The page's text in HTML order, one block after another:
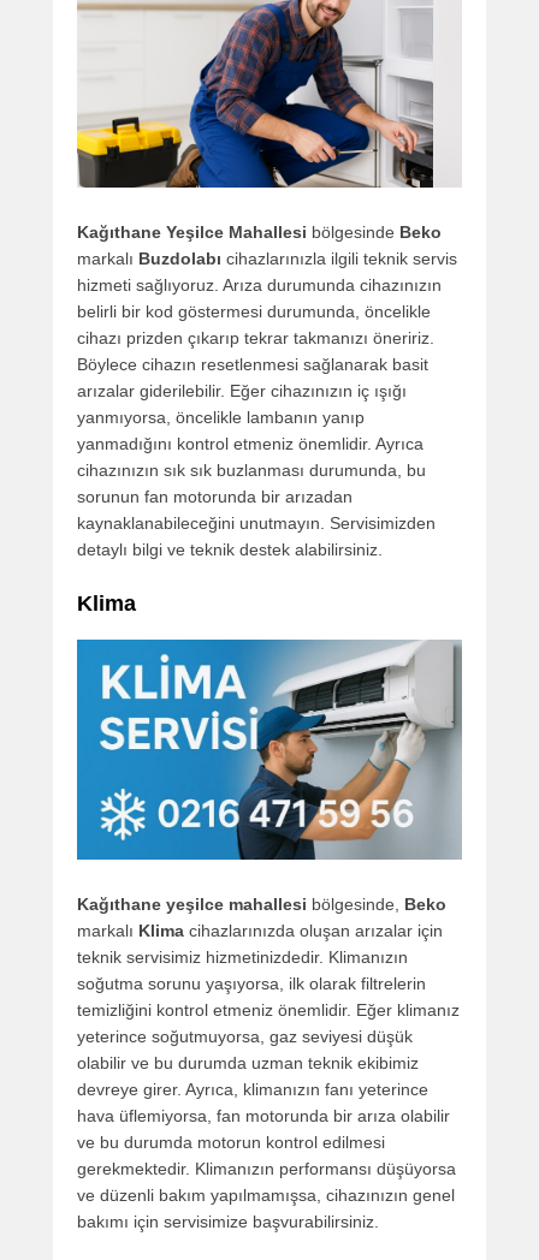
Kağıthane Yeşilce Mahallesi bölgesinde Beko
markalı Buzdolabı cihazlarınızla ilgili teknik servis
hizmeti sağlıyoruz. Arıza durumunda cihazınızın
belirli bir kod göstermesi durumunda, öncelikle
cihazı prizden çıkarıp tekrar takmanızı öneririz.
Böylece cihazın resetlenmesi sağlanarak basit
arızalar giderilebilir. Eğer cihazınızın iç ışığı
yanmıyorsa, öncelikle lambanın yanıp
yanmadığını kontrol etmeniz önemlidir. Ayrıca
cihazınızın sık sık buzlanması durumunda, bu
sorunun fan motorunda bir arızadan
kaynaklanabileceğini unutmayın. Servisimizden
detaylı bilgi ve teknik destek alabilirsiniz.
Klima
Kağıthane yeşilce mahallesi bölgesinde, Beko
markalı Klima cihazlarınızda oluşan arızalar için
teknik servisimiz hizmetinizdedir. Klimanızın
soğutma sorunu yaşıyorsa, ilk olarak filtrelerin
temizliğini kontrol etmeniz önemlidir. Eğer klimanız
yeterince soğutmuyorsa, gaz seviyesi düşük
olabilir ve bu durumda uzman teknik ekibimiz
devreye girer. Ayrıca, klimanızın fanı yeterince
hava üflemiyorsa, fan motorunda bir arıza olabilir
ve bu durumda motorun kontrol edilmesi
gerekmektedir. Klimanızın performansı düşüyorsa
ve düzenli bakım yapılmamışsa, cihazınızın genel
bakımı için servisimize başvurabilirsiniz.